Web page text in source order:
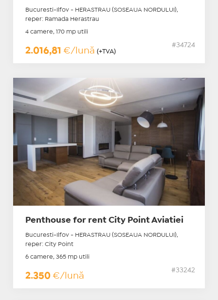
Bucuresti-Ilfov - HERASTRAU (SOSEAUA NORDULUI),
reper: Ramada Herastrau
4 camere, 170 mp utili
2.016,81 €/lună (+TVA)
#34724
Penthouse for rent City Point Aviatiei
Bucuresti-Ilfov - HERASTRAU (SOSEAUA NORDULUI),
reper: City Point
6 camere, 365 mp utili
2.350 €/lună
#33242